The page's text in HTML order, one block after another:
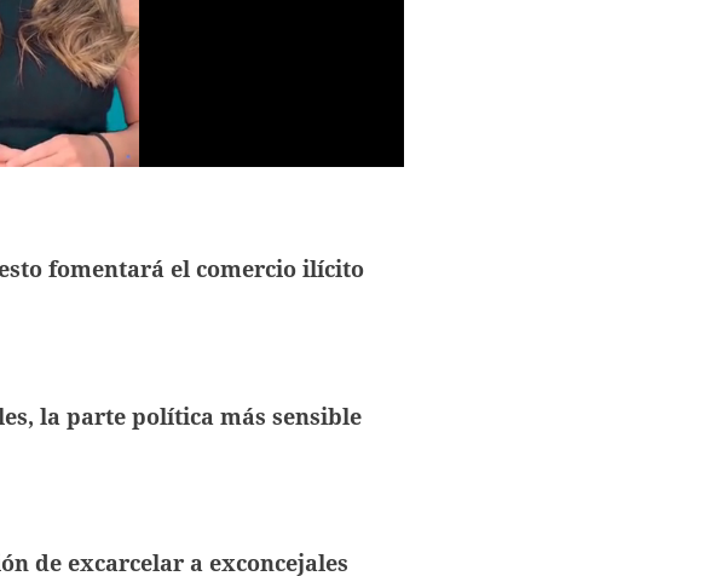
fomentará el comercio ilícito
la parte política más sensible
de excarcelar a exconcejales